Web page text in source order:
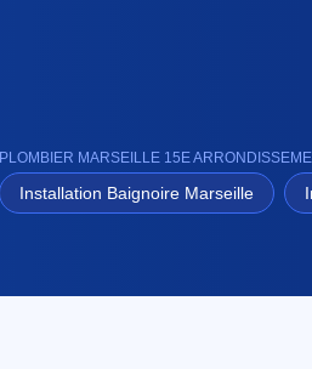
PLOMBIER MARSEILLE 15E
Installation Baignoire Marseille